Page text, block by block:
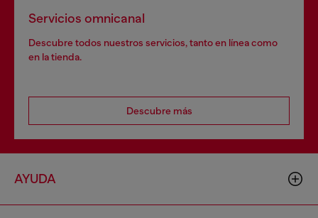
Servicios omnicanal
Descubre todos nuestros servicios, tanto en línea como
en la tienda.
Descubre más
AYUDA